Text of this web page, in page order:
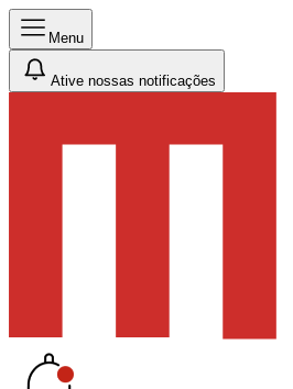
Menu
Ative nossas notificações